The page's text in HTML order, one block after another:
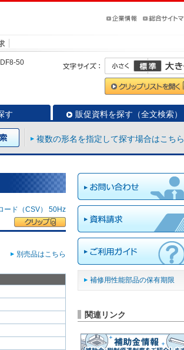
50
す 販促資料を探す（全文検索）
複数の形名を指定して探す場合はこちら
ード（CSV） 50Hz
別売品はこちら
補修用性能部品の保有期限
関連リンク